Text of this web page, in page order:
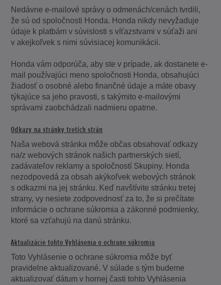
Nedávne e-mailové správy o odmenách/cenách tvrdili,
že sú od spoločnosti Honda. Honda nikdy nevyžaduje
údaje k platbám v súvislosti s víťazstvami v súťaži ani
v akejkoľvek s nimi súvisiacej komunikácii.
Honda vám odporúča, aby ste v prípade, ak dostanete e-
mail používajúci meno spoločnosti Honda, obsahujúci
žiadosť o osobné alebo finančné údaje a máte obavy
týkajúce sa jeho pravosti, s takýmito e-mailovými
správami zaobchádzali nadmieru opatrne.
Odkazy na stránky tretích strán
Naša webová stránka môže občas obsahovať odkazy
na/z webových stránok našich partnerských sietí,
zadávateľov reklamy a spoločností Skupiny. Honda
nezodpovedá za obsah akýkoľvek webových stránok
s odkazmi na jej stránku. Keď navštívite stránku tretej
strany, vy nesiete zodpovednosť za to, že si prečítate
informácie o ochrane súkromia a zákonné podmienky,
ktoré sa vzťahujú na danú stránku.
Aktualizácie tohto Vyhlásenia o ochrane súkromia
Toto Vyhlásenie o ochrane súkromia môže byť
pravidelne aktualizované. V súlade s tým budeme
aktualizovať dátum v hornej časti tohto Vyhlásenia